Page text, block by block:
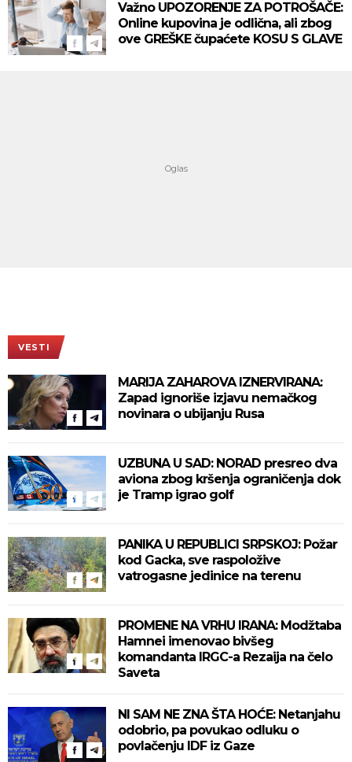
Važno UPOZORENJE ZA POTROŠAČE:
Online kupovina je odlična, ali zbog
ove GREŠKE čupaćete KOSU S GLAVE
VESTI
MARIJA ZAHAROVA IZNERVIRANA:
Zapad ignoriše izjavu nemačkog
novinara o ubijanju Rusa
UZBUNA U SAD: NORAD presreo dva
aviona zbog kršenja ograničenja dok
je Tramp igrao golf
PANIKA U REPUBLICI SRPSKOJ: Požar
kod Gacka, sve raspoložive
vatrogasne jedinice na terenu
PROMENE NA VRHU IRANA: Modžtaba
Hamnei imenovao bivšeg
komandanta IRGC-a Rezaija na čelo
Saveta
NI SAM NE ZNA ŠTA HOĆE: Netanjahu
odobrio, pa povukao odluku o
povlačenju IDF iz Gaze